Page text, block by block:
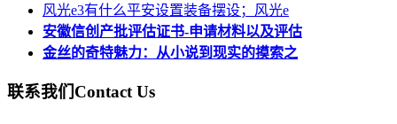
风光e3有什么平安设置装备摆设；风光e
安徽信创产批评估证书-申请材料以及评估
金丝的奇特魅力：从小说到现实的摸索之
联系我们Contact Us